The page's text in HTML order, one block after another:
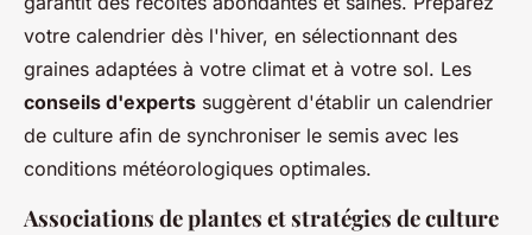
votre calendrier dès l'hiver, en sélectionnant des
graines adaptées à votre climat et à votre sol. Les
conseils d'experts suggèrent d'établir un calendrier
de culture afin de synchroniser le semis avec les
conditions météorologiques optimales.
Associations de plantes et stratégies de culture